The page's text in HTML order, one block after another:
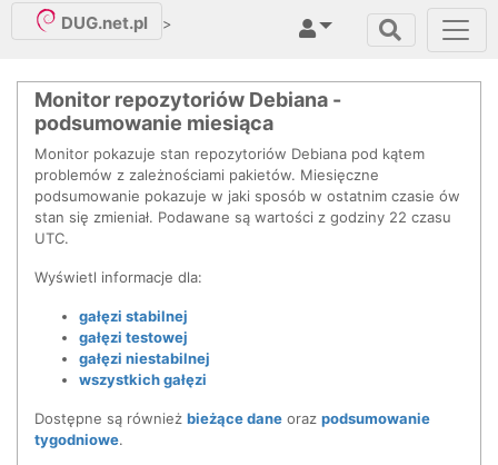
DUG.net.pl >
Monitor repozytoriów Debiana -
podsumowanie miesiąca
Monitor pokazuje stan repozytoriów Debiana pod kątem
problemów z zależnościami pakietów. Miesięczne
podsumowanie pokazuje w jaki sposób w ostatnim czasie ów
stan się zmieniał. Podawane są wartości z godziny 22 czasu
UTC.
Wyświetl informacje dla:
gałęzi stabilnej
gałęzi testowej
gałęzi niestabilnej
wszystkich gałęzi
Dostępne są również bieżące dane oraz podsumowanie
tygodniowe.